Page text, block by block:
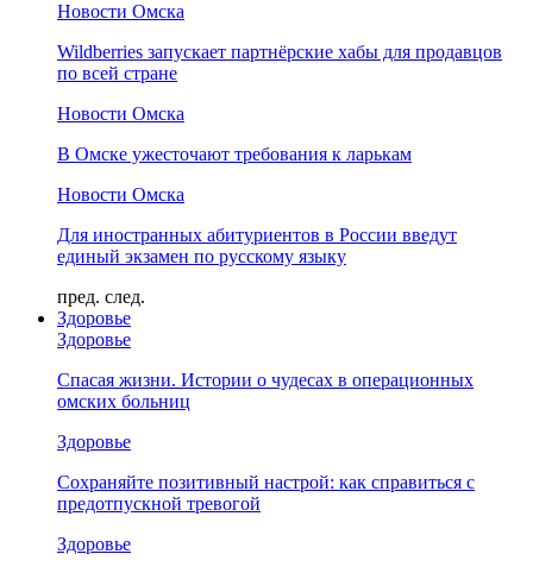
Новости Омска
Wildberries запускает партнёрские хабы для продавцов
по всей стране
Новости Омска
В Омске ужесточают требования к ларькам
Новости Омска
Для иностранных абитуриентов в России введут
единый экзамен по русскому языку
пред. след.
Здоровье
Здоровье
Спасая жизни. Истории о чудесах в операционных
омских больниц
Здоровье
Сохраняйте позитивный настрой: как справиться с
предотпускной тревогой
Здоровье